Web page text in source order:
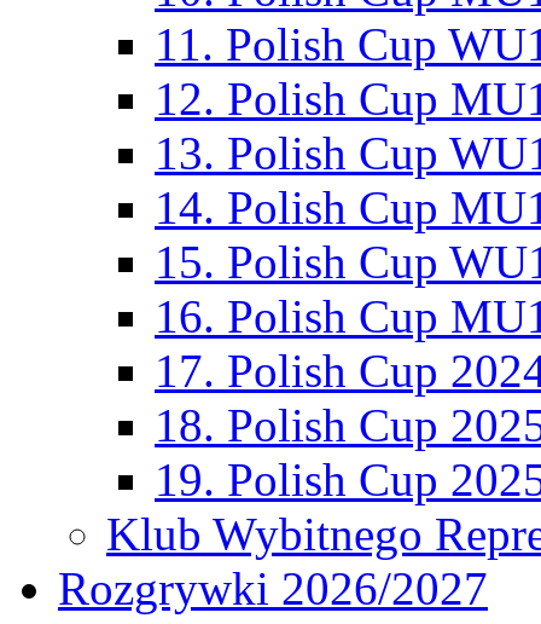
11. Polish Cup
12. Polish Cup
13. Polish Cup
14. Polish Cup
15. Polish Cup
16. Polish Cup
17. Polish Cup
18. Polish Cup
19. Polish Cup
Klub Wybitnego
Rozgrywki 2026/2027